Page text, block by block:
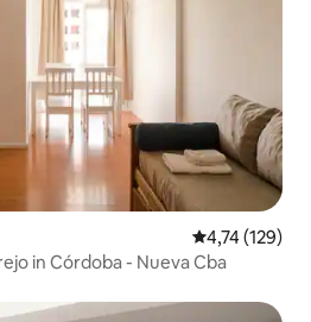
Gemiddelde
4,74 (129)
in Córdoba - Nueva Cba